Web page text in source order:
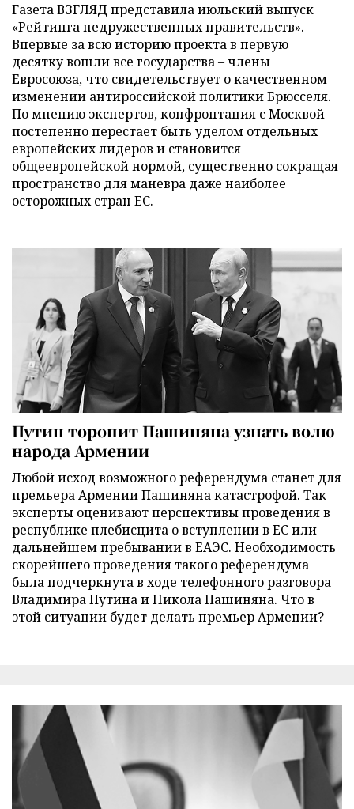
Газета ВЗГЛЯД представила июльский выпуск
«Рейтинга недружественных правительств».
Впервые за всю историю проекта в первую
десятку вошли все государства – члены
Евросоюза, что свидетельствует о качественном
изменении антироссийской политики Брюсселя.
По мнению экспертов, конфронтация с Москвой
постепенно перестает быть уделом отдельных
европейских лидеров и становится
общеевропейской нормой, существенно сокращая
пространство для маневра даже наиболее
осторожных стран ЕС.
Путин торопит Пашиняна узнать волю
народа Армении
Любой исход возможного референдума станет для
премьера Армении Пашиняна катастрофой. Так
эксперты оценивают перспективы проведения в
республике плебисцита о вступлении в ЕС или
дальнейшем пребывании в ЕАЭС. Необходимость
скорейшего проведения такого референдума
была подчеркнута в ходе телефонного разговора
Владимира Путина и Никола Пашиняна. Что в
этой ситуации будет делать премьер Армении?